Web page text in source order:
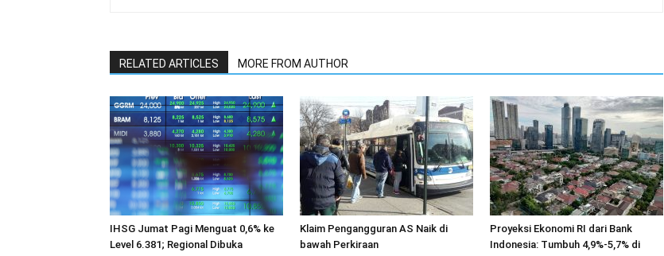
RELATED ARTICLES MORE FROM AUTHOR
IHSG Jumat Pagi Menguat 0,6% ke
Level 6.381; Regional Dibuka
Klaim Pengangguran AS Naik di
bawah Perkiraan
Proyeksi Ekonomi RI dari Bank
Indonesia: Tumbuh 4,9%-5,7% di